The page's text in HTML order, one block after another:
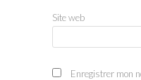
Site web
Enregistrer mon